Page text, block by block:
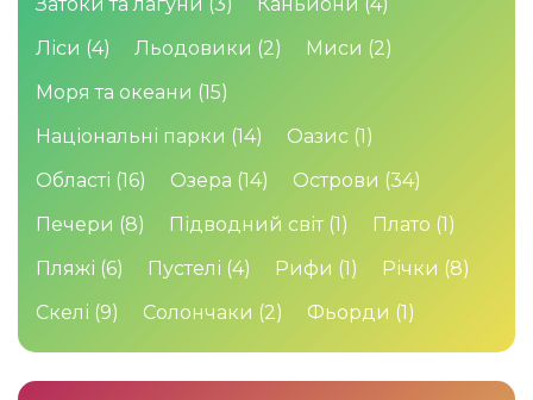
Ліси (4) Льодовики (2) Миси (2)
Моря та океани (15)
Національні парки (14) Оазис (1)
Області (16) Озера (14) Острови (34)
Печери (8) Підводний світ (1) Плато (1)
Пляжі (6) Пустелі (4) Рифи (1) Річки (8)
Скелі (9) Солончаки (2) Фьорди (1)